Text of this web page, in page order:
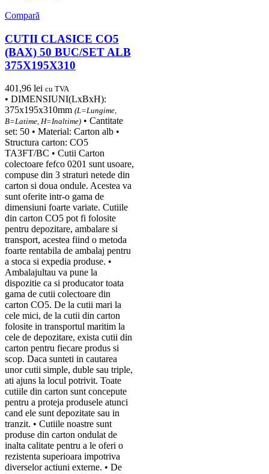
Compară
CUTII CLASICE CO5
(BAX) 50 BUC/SET ALB
375X195X310
401,96 lei cu TVA
• DIMENSIUNI(LxBxH):
375x195x310mm (L=Lungime,
B=Latime, H=Inaltime) • Cantitate
set: 50 • Material: Carton alb •
Structura carton: CO5
TA3FT/BC • Cutii Carton
colectoare fefco 0201 sunt usoare,
compuse din 3 straturi netede din
carton si doua ondule. Acestea va
sunt oferite intr-o gama de
dimensiuni foarte variate. Cutiile
din carton CO5 pot fi folosite
pentru depozitare, ambalare si
transport, acestea fiind o metoda
foarte rentabila de ambalaj pentru
a stoca si expedia produse. •
Ambalajultau va pune la
dispozitie ca si producator toata
gama de cutii colectoare din
carton CO5. De la cutii mari la
cele mici, de la cutii din carton
folosite in transportul maritim la
cele de depozitare, exista cutii din
carton pentru fiecare produs si
scop. Daca sunteti in cautarea
unor cutii simple, duble sau triple,
ati ajuns la locul potrivit. Toate
cutiile din carton sunt concepute
pentru a proteja produsele atunci
cand ele sunt depozitate sau in
tranzit. • Cutiile noastre sunt
produse din carton ondulat de
inalta calitate pentru a le oferi o
rezistenta superioara impotriva
diverselor actiuni externe. • De